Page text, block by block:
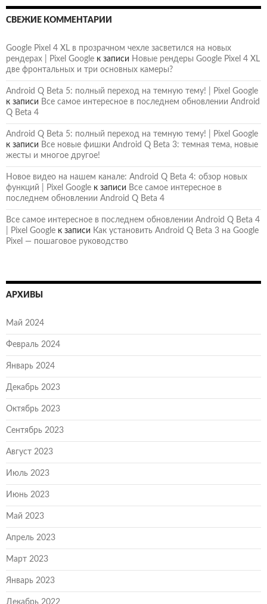
СВЕЖИЕ КОММЕНТАРИИ
Google Pixel 4 XL в прозрачном чехле засветился на новых
рендерах | Pixel Google к записи Новые рендеры Google Pixel 4 XL
две фронтальных и три основных камеры?
Android Q Beta 5: полный переход на темную тему! | Pixel Google
к записи Все самое интересное в последнем обновлении Android
Q Beta 4
Android Q Beta 5: полный переход на темную тему! | Pixel Google
к записи Все новые фишки Android Q Beta 3: темная тема, новые
жесты и многое другое!
Новое видео на нашем канале: Android Q Beta 4: обзор новых
функций | Pixel Google к записи Все самое интересное в
последнем обновлении Android Q Beta 4
Все самое интересное в последнем обновлении Android Q Beta 4
| Pixel Google к записи Как установить Android Q Beta 3 на Google
Pixel — пошаговое руководство
АРХИВЫ
Май 2024
Февраль 2024
Январь 2024
Декабрь 2023
Октябрь 2023
Сентябрь 2023
Август 2023
Июль 2023
Июнь 2023
Май 2023
Апрель 2023
Март 2023
Январь 2023
Декабрь 2022